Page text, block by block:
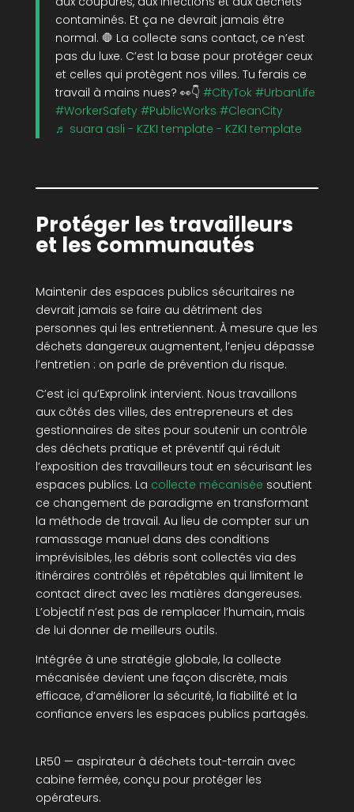
contaminés. Et ça ne devrait jamais être
normal. 🛑 La collecte sans contact, ce n’est
pas du luxe. C’est la base pour protéger ceux
et celles qui protègent nos villes. Tu ferais ce
travail à mains nues? 👀👇 #CityTok #UrbanLife
#WorkerSafety #PublicWorks #CleanCity
♬ suara asli - KZKI template - KZKI template
Protéger les travailleurs
et les communautés
Maintenir des espaces publics sécuritaires ne
devrait jamais se faire au détriment des
personnes qui les entretiennent. À mesure que les
déchets dangereux augmentent, l’enjeu dépasse
l’entretien : on parle de prévention du risque.
C’est ici qu’Exprolink intervient. Nous travaillons
aux côtés des villes, des entrepreneurs et des
gestionnaires de sites pour soutenir un contrôle
des déchets pratique et préventif qui réduit
l’exposition des travailleurs tout en sécurisant les
espaces publics. La collecte mécanisée soutient
ce changement de paradigme en transformant
la méthode de travail. Au lieu de compter sur un
ramassage manuel dans des conditions
imprévisibles, les débris sont collectés via des
itinéraires contrôlés et répétables qui limitent le
contact direct avec les matières dangereuses.
L’objectif n’est pas de remplacer l’humain, mais
de lui donner de meilleurs outils.
Intégrée à une stratégie globale, la collecte
mécanisée devient une façon discrète, mais
efficace, d’améliorer la sécurité, la fiabilité et la
confiance envers les espaces publics partagés.
LR50 — aspirateur à déchets tout-terrain avec
cabine fermée, conçu pour protéger les
opérateurs.